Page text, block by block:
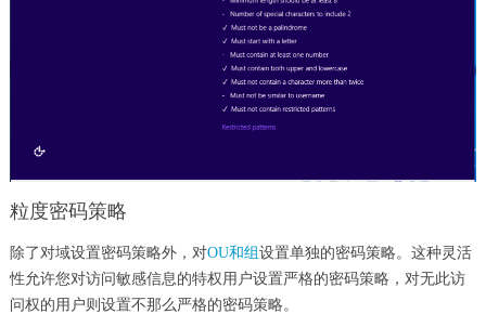
粒度密码策略
除了对域设置密码策略外，对OU和组设置单独的密码策略。这种灵活
性允许您对访问敏感信息的特权用户设置严格的密码策略，对无此访
问权的用户则设置不那么严格的密码策略。